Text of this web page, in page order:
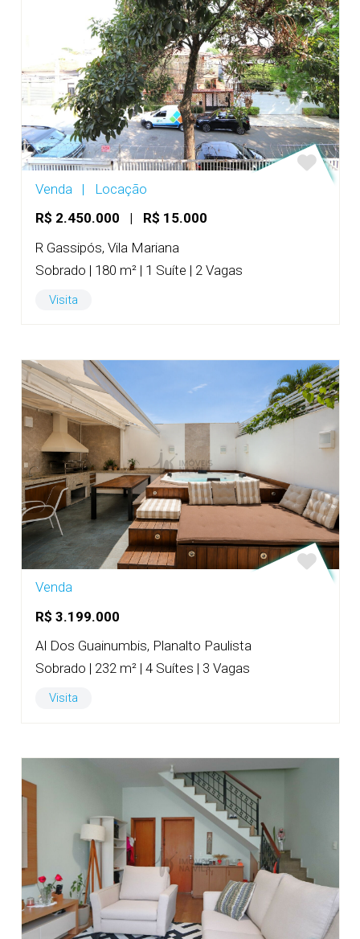
Venda |
Locação
R$ 2.450.000
|
R$ 15.000
R Gassipós, Vila Mariana
Sobrado | 180 m² | 1 Suíte | 2 Vagas
Visita
Venda
R$ 3.199.000
Al Dos Guainumbis, Planalto Paulista
Sobrado | 232 m² | 4 Suítes | 3 Vagas
Visita